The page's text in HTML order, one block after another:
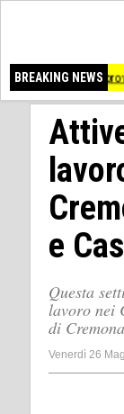
BREAKING NEWS
provincia di
e
Questa
lavoro nei
di Cremona
Venerdì 26